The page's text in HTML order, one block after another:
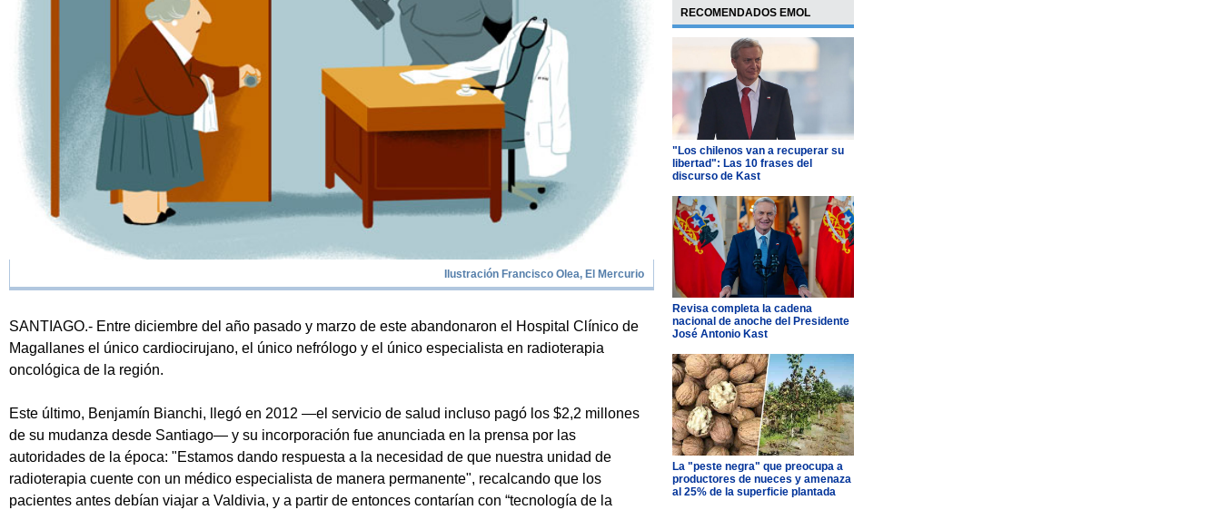
Ilustración Francisco Olea, El Mercurio
SANTIAGO.- Entre diciembre del año pasado y marzo de este abandonaron el Hospital Clínico de
Magallanes el único cardiocirujano, el único nefrólogo y el único especialista en radioterapia
oncológica de la región.
Este último, Benjamín Bianchi, llegó en 2012 —el servicio de salud incluso pagó los $2,2 millones
de su mudanza desde Santiago— y su incorporación fue anunciada en la prensa por las
autoridades de la época: "Estamos dando respuesta a la necesidad de que nuestra unidad de
radioterapia cuente con un médico especialista de manera permanente", recalcando que los
pacientes antes debían viajar a Valdivia, y a partir de entonces contarían con “tecnología de la
RECOMENDADOS EMOL
"Los chilenos van a recuperar su
libertad": Las 10 frases del
discurso de Kast
Revisa completa la cadena
nacional de anoche del Presidente
José Antonio Kast
La "peste negra" que preocupa a
productores de nueces y amenaza
al 25% de la superficie plantada